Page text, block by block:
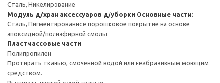
Сталь, Никелирование
Модуль д/хран аксессуаров д/уборки Основные части:
Сталь, Пигментированное порошковое покрытие на основе
эпоксидной/полиэфирной смолы
Пластмассовые части:
Полипропилен
Протирать тканью, смоченной водой или неабразивным моющим
средством.